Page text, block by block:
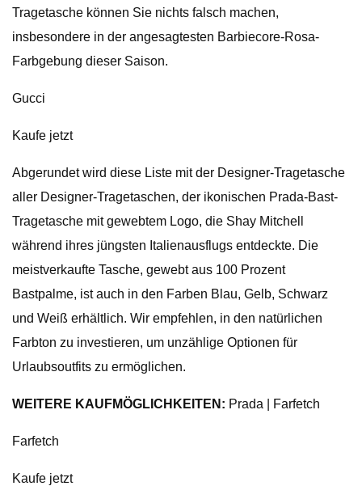
Tragetasche können Sie nichts falsch machen,
insbesondere in der angesagtesten Barbiecore-Rosa-
Farbgebung dieser Saison.
Gucci
Kaufe jetzt
Abgerundet wird diese Liste mit der Designer-Tragetasche
aller Designer-Tragetaschen, der ikonischen Prada-Bast-
Tragetasche mit gewebtem Logo, die Shay Mitchell
während ihres jüngsten Italienausflugs entdeckte. Die
meistverkaufte Tasche, gewebt aus 100 Prozent
Bastpalme, ist auch in den Farben Blau, Gelb, Schwarz
und Weiß erhältlich. Wir empfehlen, in den natürlichen
Farbton zu investieren, um unzählige Optionen für
Urlaubsoutfits zu ermöglichen.
WEITERE KAUFMÖGLICHKEITEN: Prada | Farfetch
Farfetch
Kaufe jetzt